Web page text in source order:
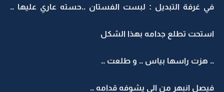
في غرفة التبديل : لبست الفستان ..حسته عاري عليها ..
استحت تطلع جدامه بهذا الشكل
.. هزت راسها بياس .. و طلعت ..
فيصل انبهر من الي يشوفه قدامه ..